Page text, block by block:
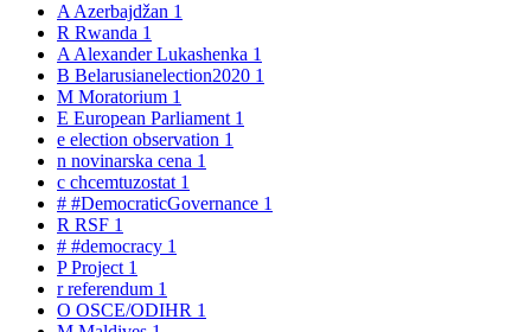
A Azerbajdžan 1
R Rwanda 1
A Alexander Lukashenka 1
B Belarusianelection2020 1
M Moratorium 1
E European Parliament 1
e election observation 1
n novinarska cena 1
c chcemtuzostat 1
# #DemocraticGovernance 1
R RSF 1
# #democracy 1
PProject 1
rreferendum 1
O OSCE/ODIHR 1